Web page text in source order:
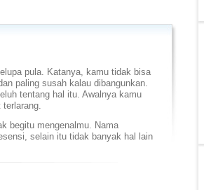
pula. Katanya, kamu tidak bisa
paling susah kalau dibangunkan.
tentang hal itu. Awalnya kamu
begitu mengenalmu. Nama
selain itu tidak banyak hal lain